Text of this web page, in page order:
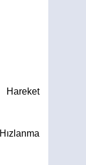
Hareket
Hızlanma